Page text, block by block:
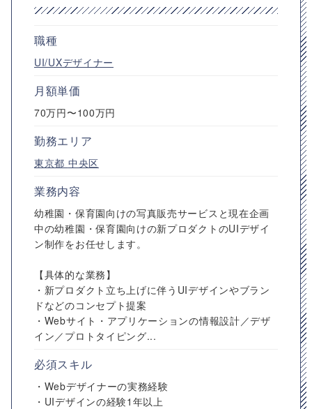
職種
UI/UXデザイナー
月額単価
70万円〜100万円
勤務エリア
東京都 中央区
業務内容
幼稚園・保育園向けの写真販売サービスと現在企画
中の幼稚園・保育園向けの新プロダクトのUIデザイ
ン制作をお任せします。
【具体的な業務】
・新プロダクト立ち上げに伴うUIデザインやブラン
ドなどのコンセプト提案
・Webサイト・アプリケーションの情報設計／デザ
イン／プロトタイピング...
必須スキル
・Webデザイナーの実務経験
・UIデザインの経験1年以上